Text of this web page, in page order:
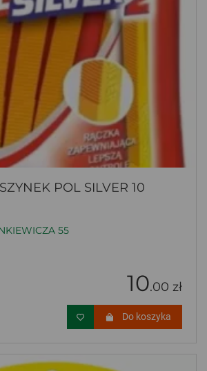
POL SILVER 10
55
10.00 zł
Do koszyka